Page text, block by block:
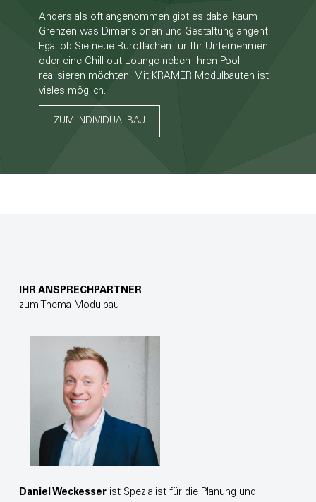
Anders als oft angenommen gibt es dabei kaum
Grenzen was Dimensionen und Gestaltung angeht.
Egal ob Sie neue Büroflächen für Ihr Unternehmen
oder eine Chill-out-Lounge neben Ihren Pool
realisieren möchten: Mit KRAMER Modulbauten ist
vieles möglich.
ZUM INDIVIDUALBAU
IHR ANSPRECHPARTNER
zum Thema Modulbau
Daniel Weckesser ist Spezialist für die Planung und